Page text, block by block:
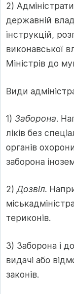
2)
державній
інструкцій,
виконавської
Міністрів до
Види
1) Заборона.
ліків без
органів
заборона
2)Дозвіл.
териконів.
3) Заборона і
видачі або
законів.